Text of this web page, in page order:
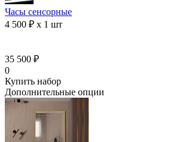
Часы сенсорные
4 500 ₽ x 1 шт
35 500 ₽
0
Купить набор
Дополнительные опции